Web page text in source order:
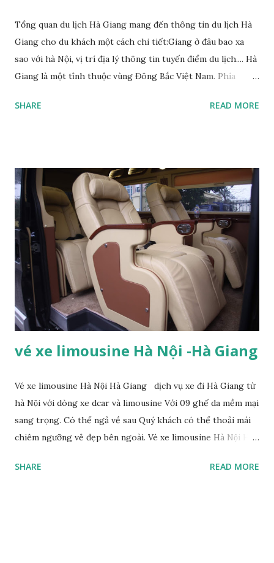
Tổng quan du lịch Hà Giang mang đến thông tin du lịch Hà
Giang cho du khách một cách chi tiết:Giang ở đâu bao xa
sao với hà Nội, vị trí địa lý thông tin tuyến điểm du lịch.... Hà
Giang là một tỉnh thuộc vùng Đông Bắc Việt Nam. Phía
Cai, phía Nam giáp tỉnh Tuyên Quang. Về phía Bắc, Hà Giang
hấp dẫn thuộc vùng núi phía Bắc Việt Nam, là điểm đến
mang sắc thái của miền sơn cước núi rừng trùng điệp như
một bức tranh thủy mặc. Du khách sẽ không khỏi ngỡ
ngàng khi lạc mình giữa chốn thiên nhiên kỳ thú khi đến với
Hà Giang.Ha Giang Hà Giang là tỉnh có nhiều ngọn núi đá
cao và sông suối với địa hình phong phú được chia thành 3
vùng: Vùng cao núi đá phía bắc: Mằm sát chí tuyến bắc, có độ
dốc khá lớn, thung lũng và sông suối bị chia cắt nhiều. Nằm
...
SHARE READ MORE
vé xe limousine Hà Nội -Hà Giang
Vé xe limousine Hà Nội Hà Giang dịch vụ xe đi Hà Giang từ
hà Nội với dòng xe dcar và limousine Với 09 ghế da mềm mại
sang trọng. Có thể ngả về sau Quý khách có thể thoải mái
chiêm ngưỡng vẻ đẹp bên ngoài. Vé xe limousine Hà Nội Hà
độ cao Cổng USB sạc khỏi lo hết pin ngang trừng Dàn loa
SHARE READ MORE